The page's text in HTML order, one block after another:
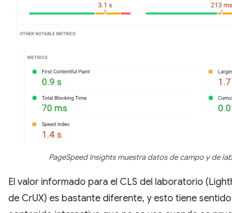
PageSpeed Insights muestra datos de campo y de
El valor informado para el CLS del laboratorio
de CrUX) es bastante diferente, y esto tiene